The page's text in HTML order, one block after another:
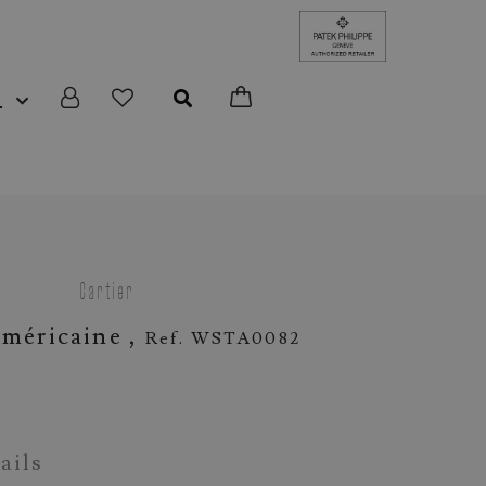
Cartier
, Ref. WSTA0082